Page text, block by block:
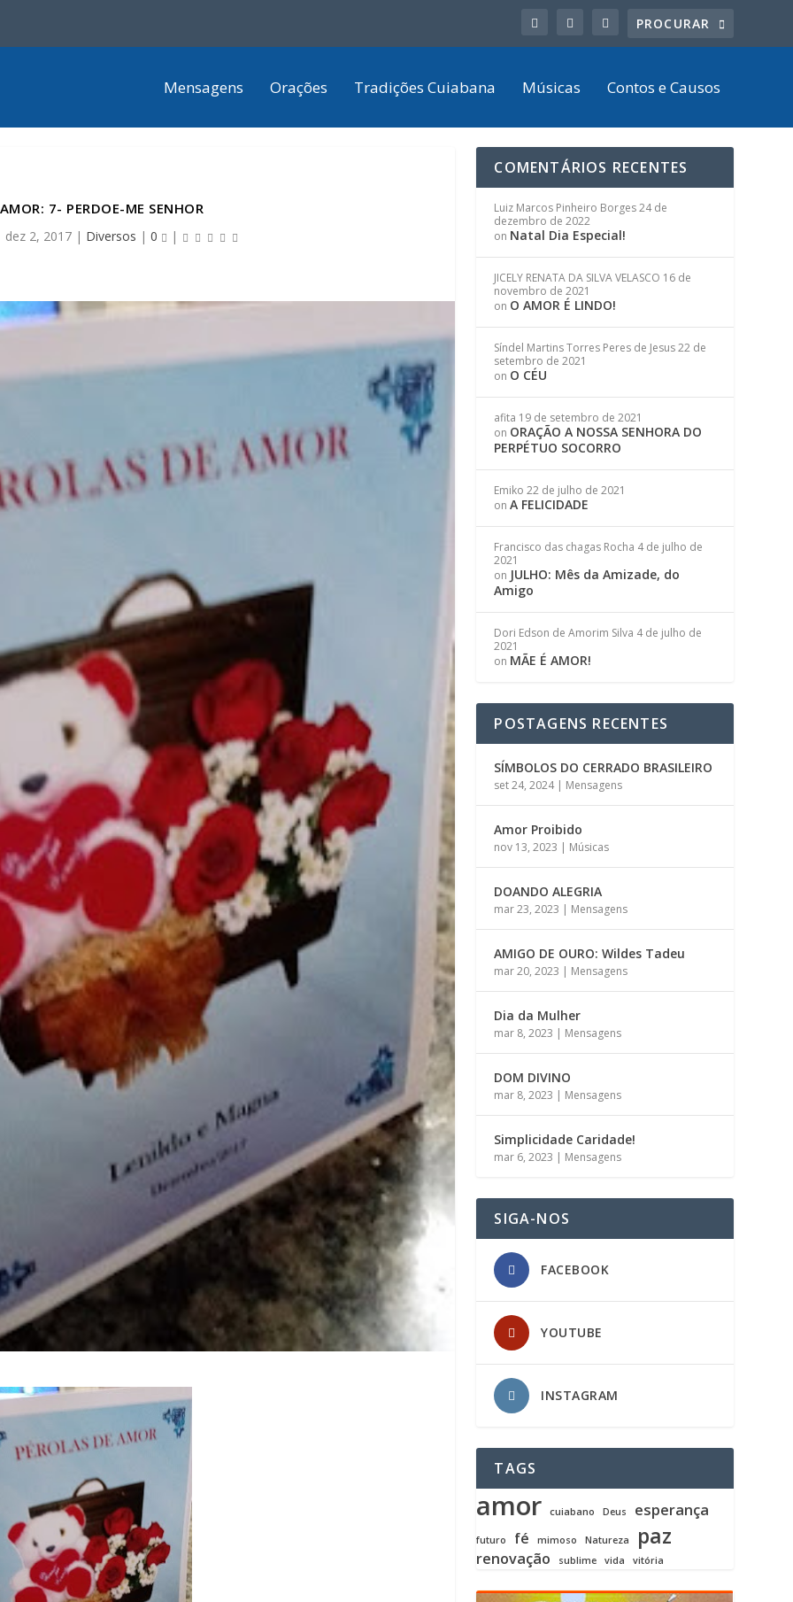
Mensagens Orações Tradições Cuiabana Músicas Contos e Causos
7- PERDOE-ME SENHOR
dez 2, 2017| Diversos | 0 |
COMENTÁRIOS RECENTES
Luiz Marcos Pinheiro Borges24 de
dezembro de 2022
on Natal Dia Especial!
JICELY RENATA DA SILVA VELASCO 16 de
novembro de 2021
on O AMOR É LINDO!
Síndel Martins Torres Peres de Jesus22 de
setembro de 2021
on O CÉU
afita 19 de setembro de 2021
on ORAÇÃO A NOSSA SENHORA DO
PERPÉTUO SOCORRO
Emiko 22 de julho de 2021
onA FELICIDADE
Francisco das chagas Rocha 4 de julho de
2021
on JULHO: Mês da Amizade, do
Amigo
Dori Edson de Amorim Silva 4 de julho de
2021
on MÃE É AMOR!
POSTAGENS RECENTES
SÍMBOLOS DO CERRADO BRASILEIRO
set 24, 2024| Mensagens
Amor Proibido
nov 13, 2023 | Músicas
DOANDO ALEGRIA
mar 23, 2023 | Mensagens
AMIGO DE OURO: Wildes Tadeu
mar 20, 2023 | Mensagens
Dia da Mulher
mar 8, 2023 | Mensagens
DOM DIVINO
mar 8, 2023 | Mensagens
Simplicidade Caridade!
mar 6, 2023 | Mensagens
SIGA-NOS
FACEBOOK
YOUTUBE
INSTAGRAM
TAGS
amor cuiabano Deus esperança
futuro fé mimoso Natureza paz
renovação sublime vida vitória